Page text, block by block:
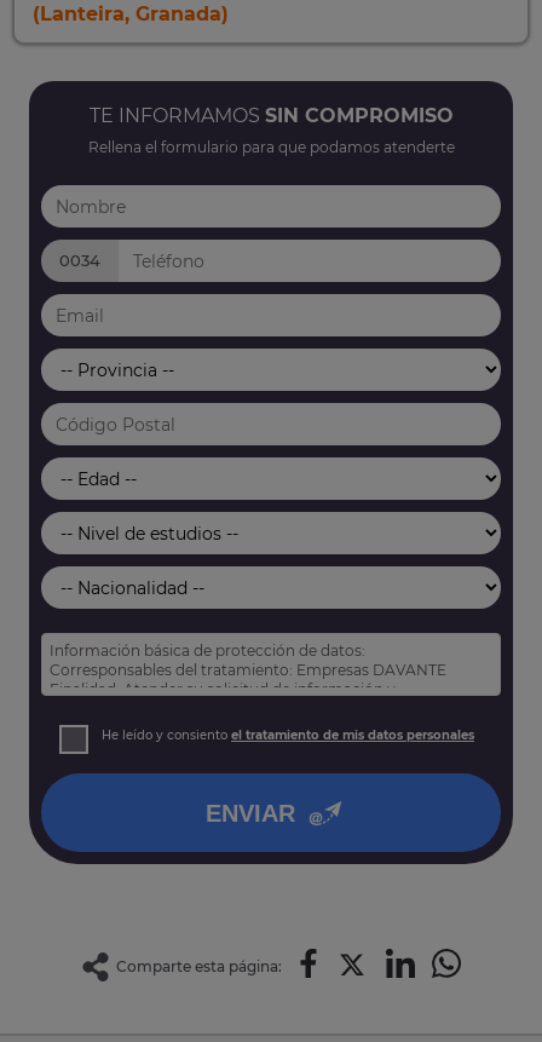
(Lanteira, Granada)
TE INFORMAMOS SIN COMPROMISO
Rellena el formulario para que podamos atenderte
0034
Información básica de protección de datos:
Corresponsables del tratamiento: Empresas DAVANTE
Finalidad: Atender su solicitud de información y
Derechos: Puede acceder, rectificar y suprimir sus datos,
así como otros derechos tal y como se explica en nuestra
He leído y consiento el tratamiento de mis datos personales
ENVIAR
Comparte esta página: